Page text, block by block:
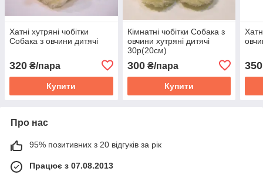
Хатні хутряні чобітки
Собака з овчини дитячі
320 ₴/пара
Купити
Кімнатні чобітки Собака з
овчини хутряні дитячі
30р(20см)
300₴/пара
Купити
350
Про нас
95% позитивних з 20 відгуків за рік
Працює з 07.08.2013